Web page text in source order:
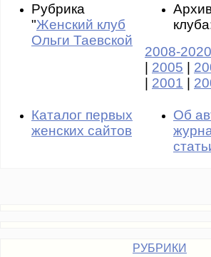
Рубрика
"Женский клуб
Ольги Таевской
2008-2020
| 2005 |
| 2001 |
Каталог первых
женских сайтов
Об
РУБРИКИ